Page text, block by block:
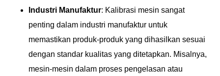
Industri Manufaktur: Kalibrasi mesin sangat
penting dalam industri manufaktur untuk
memastikan produk-produk yang dihasilkan sesuai
dengan standar kualitas yang ditetapkan. Misalnya,
mesin-mesin dalam proses pengelasan atau